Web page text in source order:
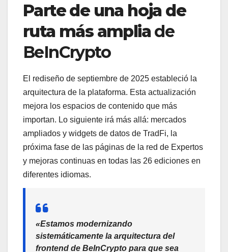
Parte de una hoja de
ruta más ampliade
BeInCrypto
El rediseño de septiembre de 2025 estableció la
arquitectura de la plataforma. Esta actualización
mejora los espacios de contenido que más
importan. Lo siguiente irá más allá: mercados
ampliados y widgets de datos de TradFi, la
próxima fase de las páginas de la red de Expertos
y mejoras continuas en todas las 26 ediciones en
diferentes idiomas.
«Estamos modernizando
sistemáticamente la arquitectura del
frontend de BeInCrypto para que sea